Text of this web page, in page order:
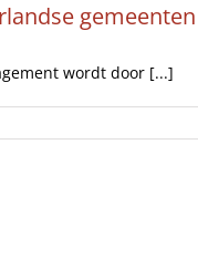
gemeenten
wordt door [...]